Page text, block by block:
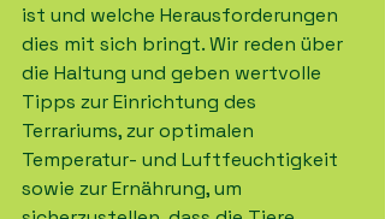
ist und welche Herausforderungen
dies mit sich bringt. Wir reden über
die Haltung und geben wertvolle
Tipps zur Einrichtung des
Terrariums, zur optimalen
Temperatur- und Luftfeuchtigkeit
sowie zur Ernährung, um